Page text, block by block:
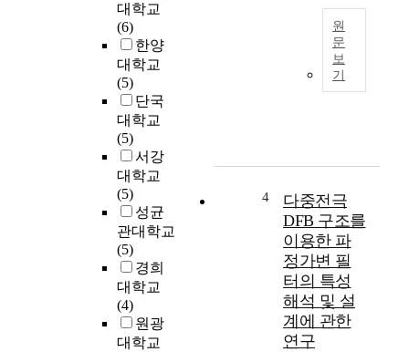
대학교
(6)
한양
대학교
(5)
단국
대학교
(5)
서강
대학교
(5)
성균
관대학교
(5)
경희
대학교
(4)
원광
대학교
원
문
보
기
4
다중전극
DFB 구조를
이용한 파
정가변 필
터의 특성
해석 및 설
계에 관한
연구